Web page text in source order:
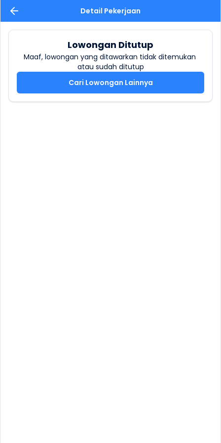
Detail Pekerjaan
Lowongan Ditutup
Maaf, lowongan yang ditawarkan tidak ditemukan
atau sudah ditutup
Cari Lowongan Lainnya